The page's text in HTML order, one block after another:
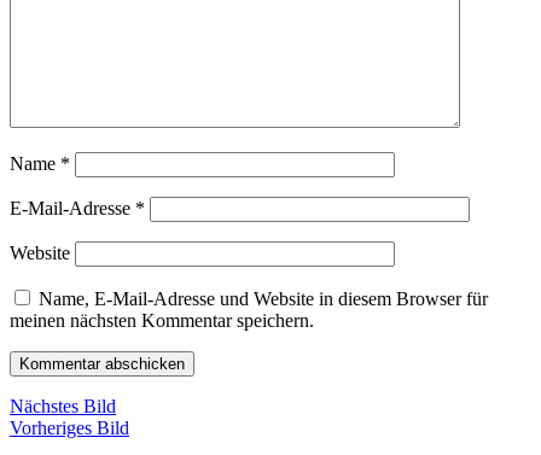
Name *
E-Mail-Adresse *
Website
Name, E-Mail-Adresse und Website in diesem Browser für
meinen nächsten Kommentar speichern.
Nächstes Bild
Vorheriges Bild